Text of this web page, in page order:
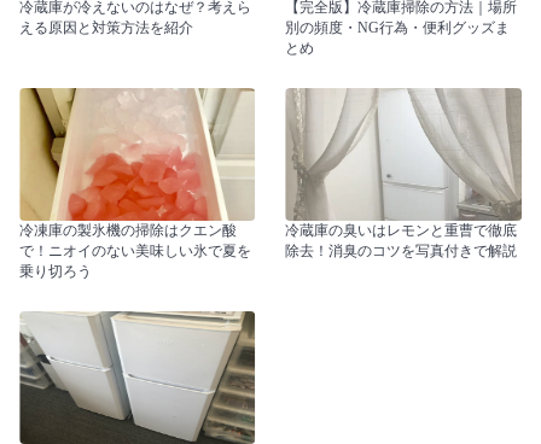
冷蔵庫が冷えないのはなぜ？考えら
える原因と対策方法を紹介
【完全版】冷蔵庫掃除の方法｜場所
別の頻度・NG行為・便利グッズま
とめ
冷凍庫の製氷機の掃除はクエン酸
で！ニオイのない美味しい氷で夏を
乗り切ろう
冷蔵庫の臭いはレモンと重曹で徹底
除去！消臭のコツを写真付きで解説